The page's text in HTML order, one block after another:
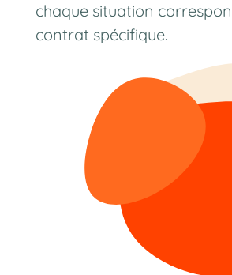
chaque situation
contrat spécifique.